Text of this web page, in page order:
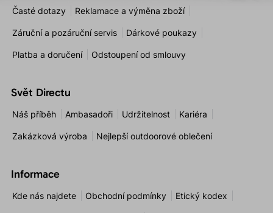
Časté dotazy Reklamace a výměna zboží
Záruční a pozáruční servis Dárkové poukazy
Platba a doručení Odstoupení od smlouvy
Svět Directu
Náš příběh Ambasadoři Udržitelnost Kariéra
Zakázková výroba Nejlepší outdoorové oblečení
Informace
Kde nás najdete Obchodní podmínky Etický kodex